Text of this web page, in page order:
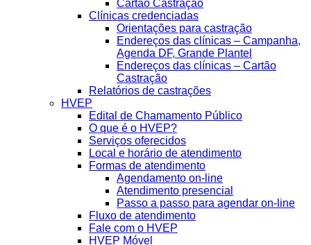
Cartão Castração
Clínicas credenciadas
Orientações para castração
Endereços das clínicas – Campanha,
Agenda DF, Grande Plantel
Endereços das clínicas – Cartão
Castração
Relatórios de castrações
HVEP
Edital de Chamamento Público
O que é o HVEP?
Serviços oferecidos
Local e horário de atendimento
Formas de atendimento
Agendamento on-line
Atendimento presencial
Passo a passo para agendar on-line
Fluxo de atendimento
Fale com o HVEP
HVEP Móvel